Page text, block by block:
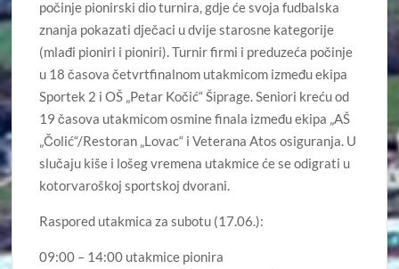
počinje pionirski dio turnira, gdje će svoja fudbalska
znanja pokazati dječaci u dvije starosne kategorije
(mlađi pioniri i pioniri). Turnir firmi i preduzeća počinje
u 18 časova četvrtfinalnom utakmicom između ekipa
Sportek 2 i OŠ „Petar Kočić“ Šiprage. Seniori kreću od
19 časova utakmicom osmine finala između ekipa „AŠ
„Čolić“/Restoran „Lovac“ i Veterana Atos osiguranja. U
slučaju kiše i lošeg vremena utakmice će se odigrati u
kotorvaroškoj sportskoj dvorani.
Raspored utakmica za subotu (17.06.):
09:00 – 14:00 utakmice pionira